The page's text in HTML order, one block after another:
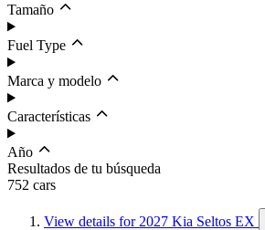
Tamaño
Fuel Type
Marca y modelo
Características
Año
Resultados de tu búsqueda
752 cars
View details for 2027 Kia Seltos EX